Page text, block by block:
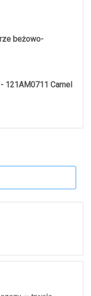
beżowo-
- 121AM0711 Camel